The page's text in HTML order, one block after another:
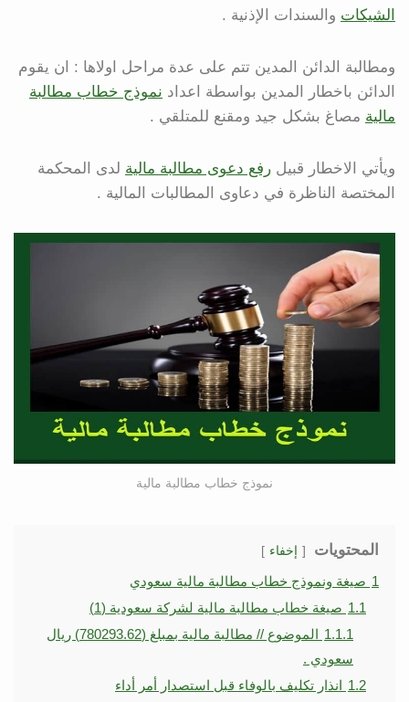
الشيكات والسندات الإذنية .
ومطالبة الدائن المدين تتم على عدة مراحل اولاها : ان يقوم
الدائن باخطار المدين بواسطة اعداد نموذج خطاب مطالبة
مالية مصاغ بشكل جيد ومقنع للمتلقي .
ويأتي الاخطار قبيل رفع دعوى مطالبة مالية لدى المحكمة
المختصة الناظرة في دعاوى المطالبات المالية .
نموذج خطاب مطالبة مالية
المحتويات إخفاء
1 صيغة ونموذج خطاب مطالبة مالية سعودي
1.1 صيغة خطاب مطالبة مالية لشركة سعودية (1)
1.1.1
الموضوع // مطالبة مالية بمبلغ (780293.62) ريال
سعودي .
1.2 انذار تكليف بالوفاء قبل استصدار أمر أداء